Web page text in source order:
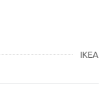
IKEA